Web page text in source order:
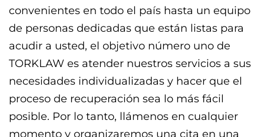
convenientes en todo el país hasta un equipo
de personas dedicadas que están listas para
acudir a usted, el objetivo número uno de
TORKLAW es atender nuestros servicios a sus
necesidades individualizadas y hacer que el
proceso de recuperación sea lo más fácil
posible. Por lo tanto, llámenos en cualquier
momento y organizaremos una cita en una